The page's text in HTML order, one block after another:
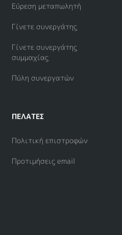
Εύρεση μεταπωλητή
Γίνετε συνεργάτης
Γίνετε συνεργάτης
συμμαχίας
Πύλη συνεργατών
ΠΕΛΑΤΕΣ
Πολιτική επιστροφών
Προτιμήσεις email